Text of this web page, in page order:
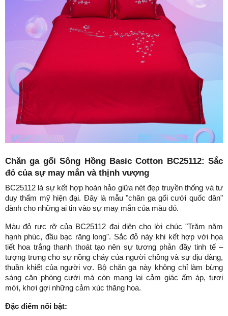
Chăn ga gối Sông Hồng Basic Cotton BC25112: Sắc
đỏ của sự may mắn và thịnh vượng
BC25112 là sự kết hợp hoàn hảo giữa nét đẹp truyền thống và tư
duy thẩm mỹ hiện đại. Đây là mẫu "chăn ga gối cưới quốc dân"
dành cho những ai tin vào sự may mắn của màu đỏ.
Màu đỏ rực rỡ của BC25112 đại diện cho lời chúc "Trăm năm
hạnh phúc, đầu bạc răng long". Sắc đỏ này khi kết hợp với họa
tiết hoa trắng thanh thoát tạo nên sự tương phản đầy tinh tế –
tượng trưng cho sự nồng cháy của người chồng và sự dịu dàng,
thuần khiết của người vợ. Bộ chăn ga này không chỉ làm bừng
sáng căn phòng cưới mà còn mang lại cảm giác ấm áp, tươi
mới, khơi gợi những cảm xúc thăng hoa.
Đặc điểm nổi bật: